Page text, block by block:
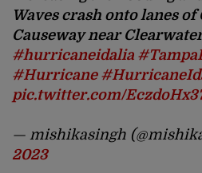
Waves crash onto lanes
Causeway near
#hurricaneidalia
#Hurricane
pic.twitter.com/
— mishikasingh
2023